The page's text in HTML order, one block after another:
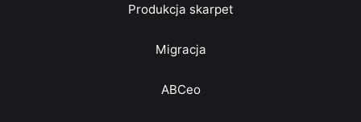
Produkcja skarpet
Migracja
ABCeo